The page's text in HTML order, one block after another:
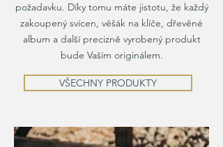
požadavku. Díky tomu máte jistotu, že každý
zakoupený svícen, věšák na klíče, dřevěné
album a další precizně vyrobený produkt
bude Vaším originálem.
VŠECHNY PRODUKTY